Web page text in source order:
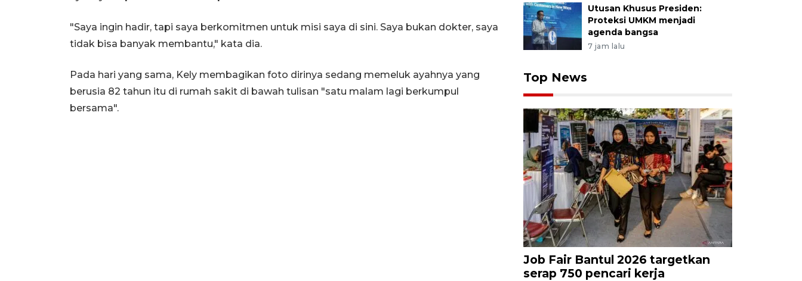
"Saya ingin hadir, tapi saya berkomitmen untuk misi saya di sini. Saya bukan dokter, saya
tidak bisa banyak membantu," kata dia.
Pada hari yang sama, Kely membagikan foto dirinya sedang memeluk ayahnya yang
berusia 82 tahun itu di rumah sakit di bawah tulisan "satu malam lagi berkumpul
bersama".
Utusan Khusus Presiden:
Proteksi UMKM menjadi
agenda bangsa
7 jam lalu
Top News
Job Fair Bantul 2026 targetkan
serap 750 pencari kerja